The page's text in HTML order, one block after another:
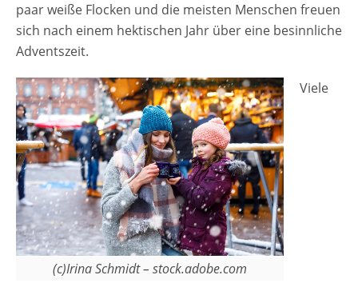
Monheim Mitte. Handler und
Kunsthandwerker warten an über 50 Stände
auf dem Monheimer Weihnachtsmarkt auf
Kundschaft und Gäste. Liebevoll
geschmückten Stände, leckere Düfte und
Köstlichkeiten vermischen sich mit den
weihnachtlichen Klängen zu einem
stimmungsvollen Flair. Geboten wird auch
wieder viel Kulinarisches und ausgefallene
Gaumenfreuden. Hungern soll niemand und
die Adventszeit ist eben auch kulinarische
Genusszeit. Dazu kommen die traditionellen
Dinge wie stimmungsvoller Musik, Walking-
Acts, der Besuch des Weihnachtsmannes
paar weiße Flocken und die meisten Menschen freuen
sich nach einem hektischen Jahr über eine besinnliche
Adventszeit.
(c)Irina Schmidt – stock.adobe.com
Viele